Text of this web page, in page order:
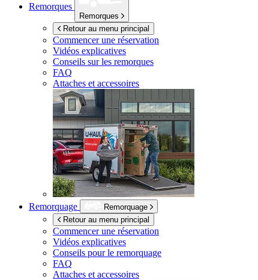
Remorques
Remorques
Retour au menu principal
Commencer une réservation
Vidéos explicatives
Conseils sur les remorques
FAQ
Attaches et accessoires
Remorquage
Remorquage
Retour au menu principal
Commencer une réservation
Vidéos explicatives
Conseils pour le remorquage
FAQ
Attaches et accessoires